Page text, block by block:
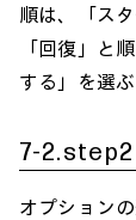
順は、「ス
「回復」と
する」を選
7-2.step2
オプション